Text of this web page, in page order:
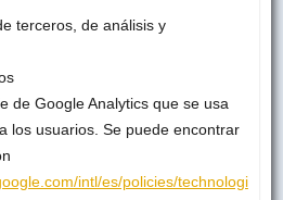
terceros, de análisis y
de Google Analytics que se usa
los usuarios. Se puede encontrar
intl/es/policies/technologi